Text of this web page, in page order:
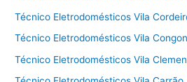
Técnico Eletrodomésticos Vila
Técnico Eletrodomésticos Vila
Técnico Eletrodomésticos Vila